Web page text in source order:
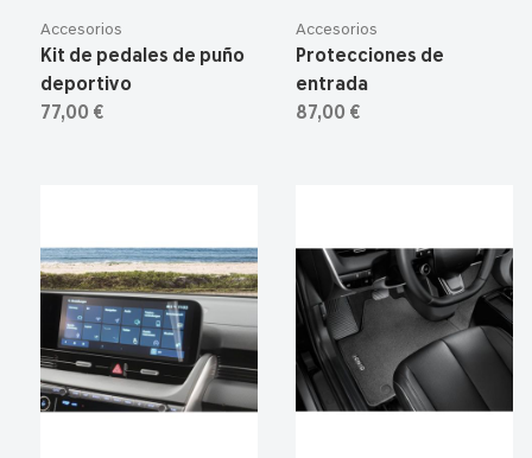
Accesorios
Kit de pedales de puño
deportivo
77,00 €
Accesorios
Protecciones de
entrada
87,00 €